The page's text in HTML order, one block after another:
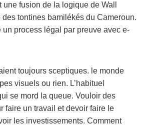
une fusion de la logique de Wall
des tontines bamilékés du Cameroun.
un process légal par preuve avec e-
toujours sceptiques. le monde
visuels ou rien. L’habituel
se mord la queue. Vouloir des
faire un travail et devoir faire le
les investissements. Comment